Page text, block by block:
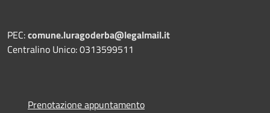
PEC:comune.luragoderba@legalmail.it
Centralino Unico: 0313599511
Prenotazione appuntamento